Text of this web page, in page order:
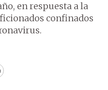
en respuesta a la
confinados